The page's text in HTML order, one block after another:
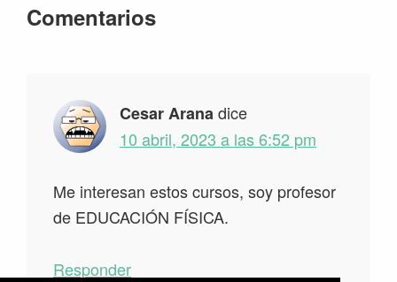
Interacciones
lectores
Comentarios
Cesar Aranadice
10 abril, 2023 a las 6:52 pm
Me interesan estos cursos, soy profesor
de EDUCACIÓN FÍSICA.
Responder